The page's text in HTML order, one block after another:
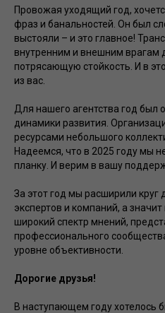
Провожая уходящий год,
фраз и банальностей. Он был
выстояли – и это главное!
внутренним и внешним врагам
потрясающую стойкость. И в
из вас.
Для нашего агентства год был
динамики развития.
ресурсами небольшого
Надеемся, что в 2025 году мы
планку. И верим в вашу
За этот год мы расширили круг
экспертов и компаний, а
широкий спектр мнений,
профессионального
уровне объективности.
Дорогие друзья!
В наступающем году хотелось